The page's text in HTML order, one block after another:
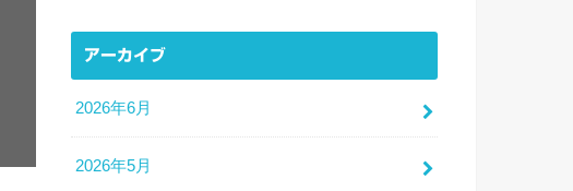
アーカイブ
2026年6月
2026年5月